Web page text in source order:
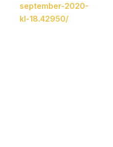
september-2020-
kl-18.42950/